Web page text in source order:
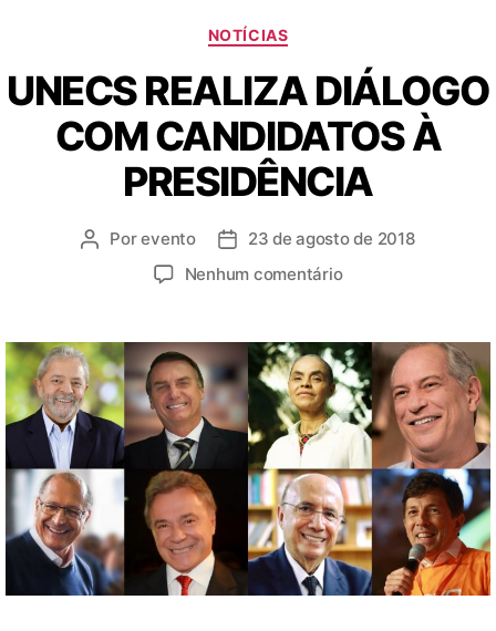
NOTÍCIAS
UNECS REALIZA DIÁLOGO
COM CANDIDATOS À
PRESIDÊNCIA
Porevento
23 de agosto de 2018
Nenhum comentário